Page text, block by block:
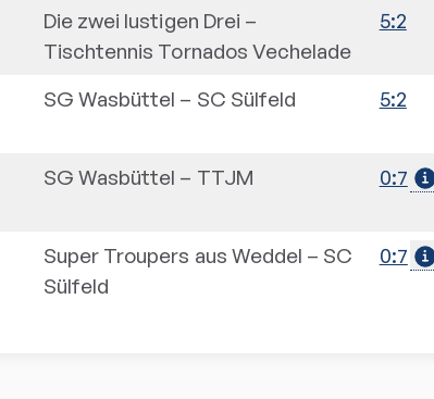
Die zwei lustigen Drei –
Tischtennis Tornados Vechelade
5:2
SG Wasbüttel – SC Sülfeld 5:2
SG Wasbüttel – TTJM 0:7
Super Troupers aus Weddel – SC
Sülfeld
0:7